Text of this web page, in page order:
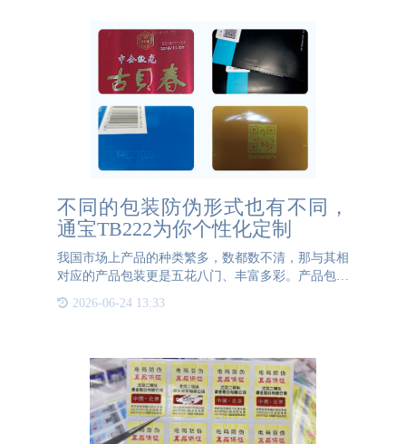
不同的包装防伪形式也有不同，
通宝TB222为你个性化定制
我国市场上产品的种类繁多，数都数不清，那与其相
对应的产品包装更是五花八门、丰富多彩。产品包装
大致可分为以下几类：按包装结构来看，可分为软
性、半硬性、硬性三种；按包装使用次数来看，可分
2026-06-24 13:33